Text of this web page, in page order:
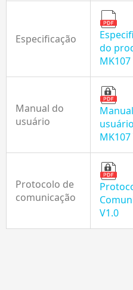
Especificação
do
MK107
Manual do
usuário
usuário
MK107
Protocolo de
comunicação
V1.0